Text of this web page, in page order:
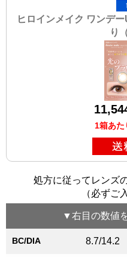
ヒロインメイク ワンデ
り
1箱あた
処方に従ってレンズ
（必ずご
▼右目 の数値
BC/DIA 8.7/14.2